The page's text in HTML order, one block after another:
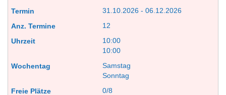
31.10.2026 - 06.12.2026
12
10:00
10:00
Samstag
Sonntag
0/8